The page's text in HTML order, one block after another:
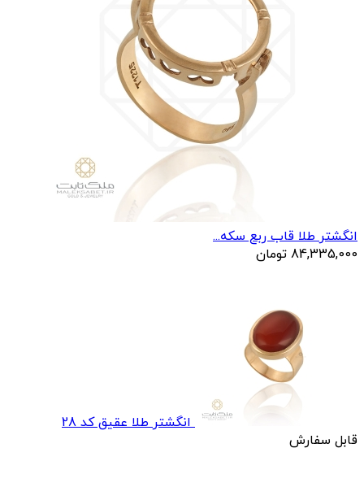
انگشتر طلا قاب ربع سکه...
84,335,000 تومان
انگشتر طلا عقيق کد 28
قابل سفارش